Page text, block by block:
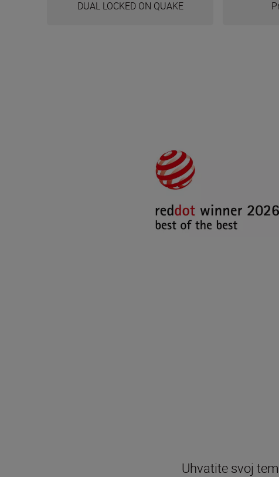
DUAL LOCKED ON QUAKE
Uhvatite svoj